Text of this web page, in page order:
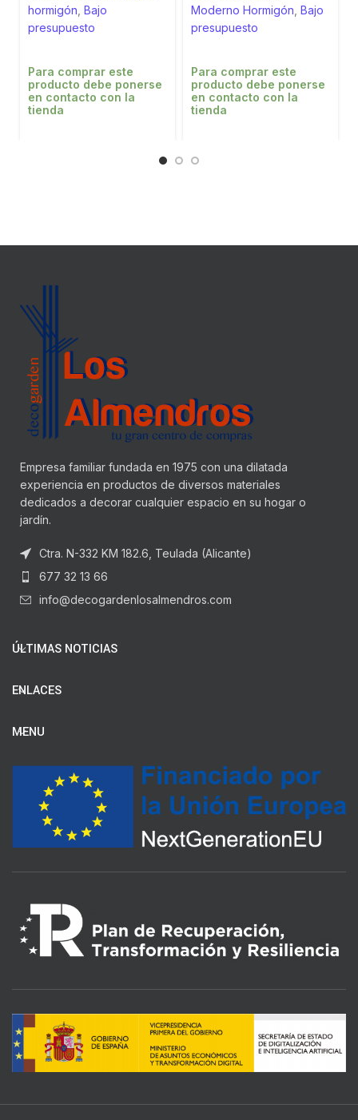
hormigón ,Bajo
presupuesto
Para comprar este
producto debe ponerse
en contacto con la
tienda
Moderno Hormigón Bajo
presupuesto
Para comprar este
producto debe ponerse
en contacto con la
tienda
Empresa familiar fundada en 1975 con una dilatada
experiencia en productos de diversos materiales
dedicados a decorar cualquier espacio en su hogar o
jardín.
Ctra. N-332 KM 182.6, Teulada (Alicante)
677 32 13 66
info@decogardenlosalmendros.com
ÚLTIMAS NOTICIAS
ENLACES
MENU